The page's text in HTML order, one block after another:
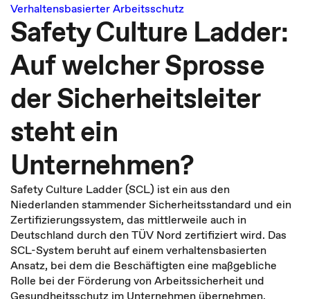
Verhaltensbasierter Arbeitsschutz
Safety Culture Ladder:
Auf welcher Sprosse
der Sicherheitsleiter
steht ein
Unternehmen?
Safety Culture Ladder (SCL) ist ein aus den
Niederlanden stammender Sicherheitsstandard und ein
Zertifizierungssystem, das mittlerweile auch in
Deutschland durch den TÜV Nord zertifiziert wird. Das
SCL-System beruht auf einem verhaltensbasierten
Ansatz, bei dem die Beschäftigten eine maßgebliche
Rolle bei der Förderung von Arbeitssicherheit und
Gesundheitsschutz im Unternehmen übernehmen.